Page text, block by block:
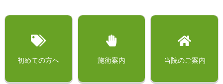
初めての方へ 施術案内 当院のご案内